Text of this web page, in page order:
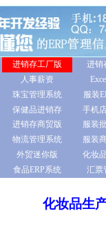
进销存工厂版
进销
人事薪资
珠宝管理系统
服装
保健品进销存
手机
进销存商贸版
服装
物流管理系统
服装
外贸迷你版
化妆
食品ERP系统 汇票
化妆品生